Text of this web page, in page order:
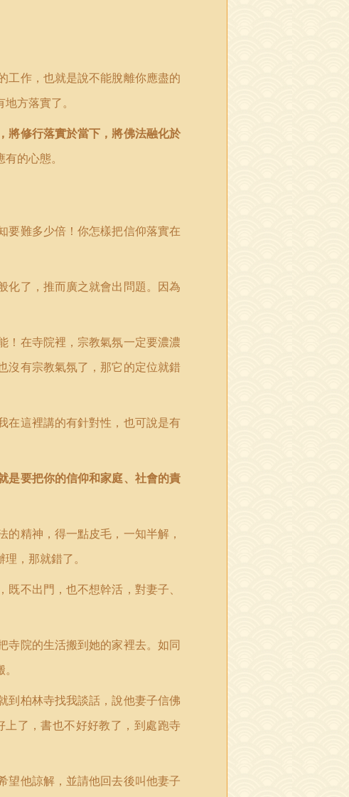
工作，也就是說不能脫離你應盡的
方落實了。
將修行落實於當下，將佛法融化於
的心態。
要難多少倍！你怎樣把信仰落實在
化了，推而廣之就會出問題。因為
！在寺院裡，宗教氣氛一定要濃濃
沒有宗教氣氛了，那它的定位就錯
在這裡講的有針對性，也可說是有
是要把你的信仰和家庭、社會的責
精神，得一點皮毛，一知半解，
，那就錯了。
不出門，也不想幹活，對妻子、
寺院的生活搬到她的家裡去。如同
到柏林寺找我談話，說他妻子信佛
了，書也不好好教了，到處跑寺
望他諒解，並請他回去後叫他妻子